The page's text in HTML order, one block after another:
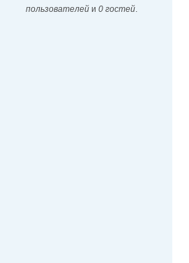
пользователей и 0 гостей.